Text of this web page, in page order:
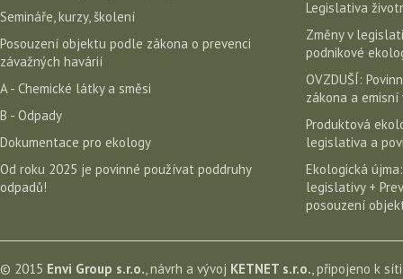
Semináře, kurzy, školení
Posouzení objektu podle zákona o prevenci
závažných havárií
A - Chemické látky a směsi
B - Odpady
Dokumentace pro ekology
Od roku 2025 je povinné používat poddruhy
odpadů!
Legislativa
Změny v
podnikové
OVZDUŠÍ:
zákona a emisní
Produktová
legislativa a
Ekologická
legislativy +
posouzení
© 2015 Envi Group s.r.o., návrh a vývoj KETNET s.r.o., připojeno k